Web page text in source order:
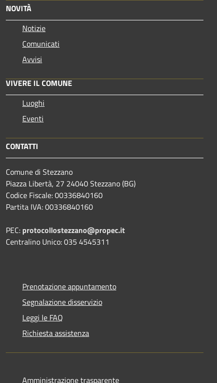
NOVITÀ
Notizie
Comunicati
Avvisi
VIVERE IL COMUNE
Luoghi
Eventi
CONTATTI
Comune di Stezzano
Piazza Libertà, 27 24040 Stezzano (BG)
Codice Fiscale: 00336840160
Partita IVA: 00336840160
PEC: protocollostezzano@propec.it
Centralino Unico: 035 4545311
Prenotazione appuntamento
Segnalazione disservizio
Leggi le FAQ
Richiesta assistenza
Amministrazione trasparente